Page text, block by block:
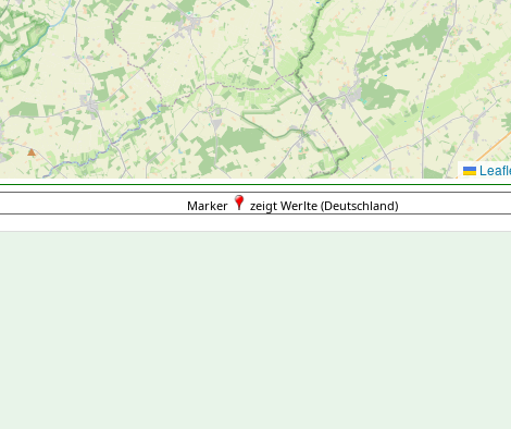
Marker zeigt Werlte (Deutschland)